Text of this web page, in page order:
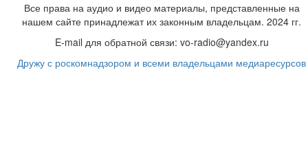
Все права на аудио и видео материалы, представленные на
нашем сайте принадлежат их законным владельцам. 2024 гг.
E-mail для обратной связи: vo-radio@yandex.ru
Дружу с роскомнадзором и всеми владельцами медиаресурсов